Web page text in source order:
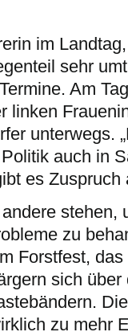
im
sehr
Am
linken
unterwegs.
auch in
es
stehen,
zu
Forstfest,
sich über
zu mehr